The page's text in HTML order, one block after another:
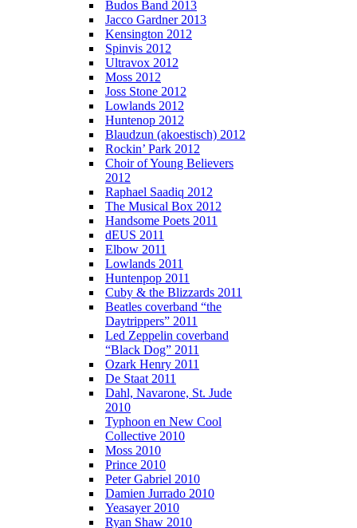
Budos Band 2013
Jacco Gardner 2013
Kensington 2012
Spinvis 2012
Ultravox 2012
Moss 2012
Joss Stone 2012
Lowlands 2012
Huntenop 2012
Blaudzun (akoestisch) 2012
Rockin’ Park 2012
Choir of Young Believers
2012
Raphael Saadiq 2012
The Musical Box 2012
Handsome Poets 2011
dEUS 2011
Elbow 2011
Lowlands 2011
Huntenpop 2011
Cuby & the Blizzards 2011
Beatles coverband “the
Daytrippers” 2011
Led Zeppelin coverband
“Black Dog” 2011
Ozark Henry 2011
De Staat 2011
Dahl, Navarone, St. Jude
2010
Typhoon en New Cool
Collective 2010
Moss 2010
Prince 2010
Peter Gabriel 2010
Damien Jurrado 2010
Yeasayer 2010
Ryan Shaw 2010